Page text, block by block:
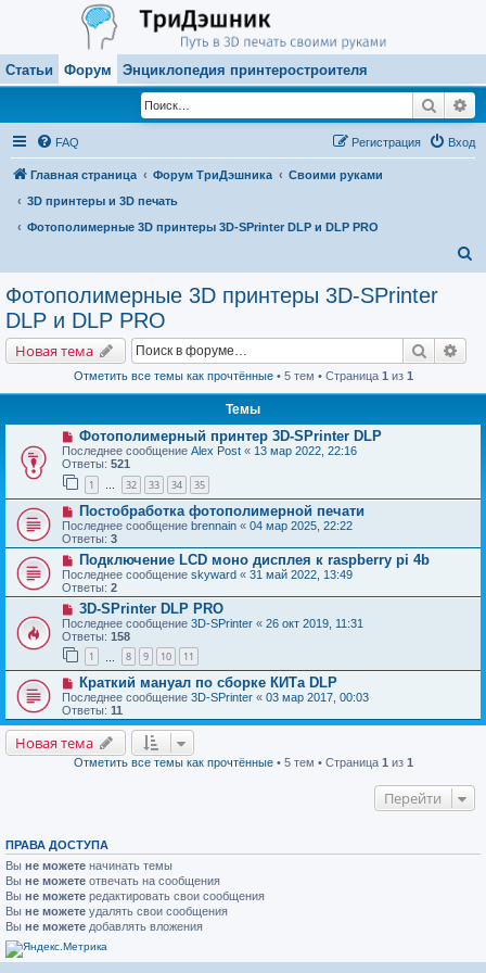
Статьи Форум Энциклопедия принтеростроителя
Поиск
FAQ Вход
Регистрация
Главная страница Форум ТриДэшника
Своими руками
3D принтеры и 3D печать
Фотополимерные 3D принтеры 3D-SPrinter DLP и DLP PRO
Фотополимерные 3D принтеры 3D-SPrinter
DLP и DLP PRO
Новая тема Поиск
Отметить все темы как прочтённые• 5 тем • Страница 1 из 1
Темы
Фотополимерный принтер 3D-SPrinter DLP
Последнее сообщение Alex Post « 13 мар 2022, 22:16
Ответы: 521
1 … 32 33 34 35
Постобработка фотополимерной печати
Последнее сообщение brennain « 04 мар 2025, 22:22
Ответы: 3
Подключение LCD моно дисплея к raspberry pi 4b
Последнее сообщение skyward « 31 май 2022, 13:49
Ответы: 2
3D-SPrinter DLP PRO
Последнее сообщение 3D-SPrinter « 26 окт 2019, 11:31
Ответы: 158
1 8 9 10 11
Краткий мануал по сборке КИТа DLP
Последнее сообщение 3D-SPrinter « 03 мар 2017, 00:03
Ответы: 11
Новая тема
Отметить все темы как прочтённые• 5 тем • Страница 1 из 1
Перейти
ПРАВА ДОСТУПА
Вы не можете начинать темы
Вы не можете отвечать на сообщения
Вы не можете редактировать свои сообщения
Вы не можете удалять свои сообщения
Вы не можете добавлять вложения